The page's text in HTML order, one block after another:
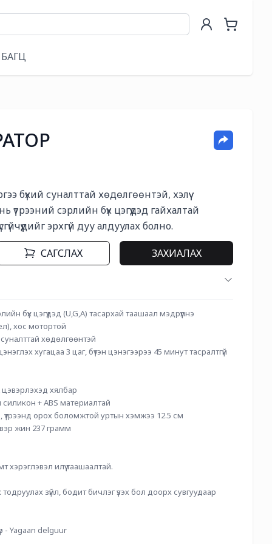
БАГЦ
бүхий суналттай хөдөлгөөнтэй, хэлүү
үтрээний сэрлийн бүх цэгүүдэд гайхалтай
эрхгүй дуу алдуулах болно.
САГСЛАХ ЗАХИАЛАХ
бүх цэгүүдэд (U,G,A) тасархай таашаал мэдрүүлнэ
хос мотортой
хөдөлгөөнтэй
хугацаа 3 цаг, бүтэн цэнэгээрээ 45 минут тасралтгүй
цэвэрлэхэд хялбар
силикон + ABS материалтай
орох боломжтой уртын хэмжээ 12.5 см
жин 237 грамм
хэрэглэвэл илүү таашаалтай.
зүйл, бодит бичлэг үзэх бол доорх сувгуудаар
- Yagaan delguur